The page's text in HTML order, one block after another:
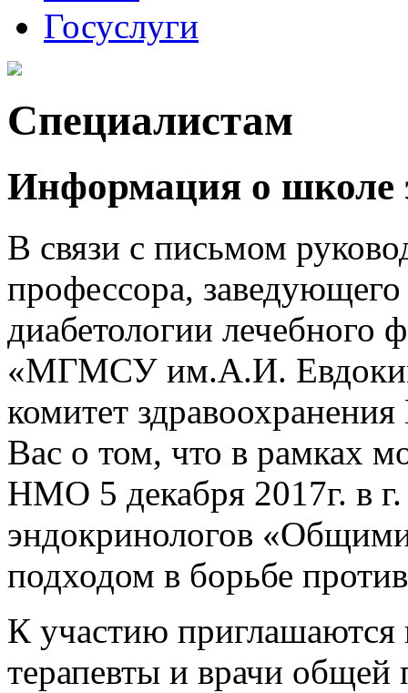
Госуслуги
Специалистам
Информация о школе
В связи с письмом
профессо­ра,
диабетологии
«МГМСУ им.А.И.
комитет
Вас о том, что в рамках
НМО 5 декабря 2017г. в
эндокринологов
подходом в борьбе
К участию приглашаются
терапевты и врачи общей